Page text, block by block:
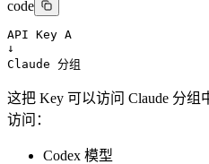
code
API Key A
↓
Claude 分组
这把 Key 可以访问 Claude 分组
访问：
Codex 模型